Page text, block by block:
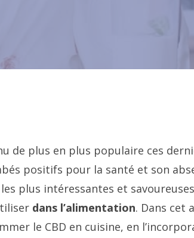
de plus en plus populaire ces
positifs pour la santé et son
plus intéressantes et
dans l’alimentation. Dans cet
le CBD en cuisine, en